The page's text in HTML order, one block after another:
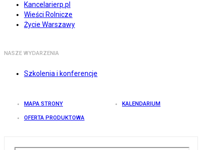
Kancelarierp.pl
Wieści Rolnicze
Życie Warszawy
NASZE WYDARZENIA
Szkolenia i konferencje
MAPA STRONY KALENDARIUM
OFERTA PRODUKTOWA